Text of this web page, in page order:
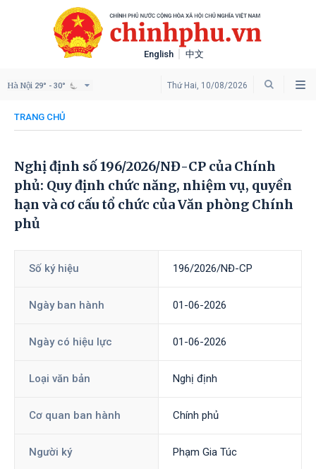
English 中文
Thứ Hai, 10/08/2026
Hà Nội 29° - 30°
TRANG CHỦ
Nghị định số 196/2026/NĐ-CP của Chính
phủ: Quy định chức năng, nhiệm vụ, quyền
hạn và cơ cấu tổ chức của Văn phòng Chính
phủ
Số ký hiệu 196/2026/NĐ-CP
Ngày ban hành 01-06-2026
Ngày có hiệu lực 01-06-2026
Loại văn bản Nghị định
Cơ quan ban hành Chính phủ
Người ký Phạm Gia Túc